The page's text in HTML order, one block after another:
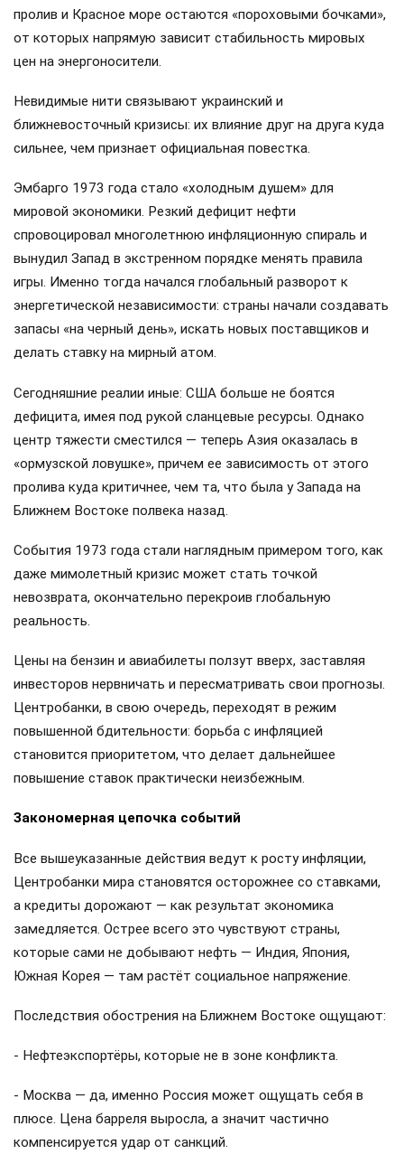
пролив и Красное море остаются «пороховыми бочками»,
от которых напрямую зависит стабильность мировых
цен на энергоносители.
Невидимые нити связывают украинский и
ближневосточный кризисы: их влияние друг на друга куда
сильнее, чем признает официальная повестка.
Эмбарго 1973 года стало «холодным душем» для
мировой экономики. Резкий дефицит нефти
спровоцировал многолетнюю инфляционную спираль и
вынудил Запад в экстренном порядке менять правила
игры. Именно тогда начался глобальный разворот к
энергетической независимости: страны начали создавать
запасы «на черный день», искать новых поставщиков и
делать ставку на мирный атом.
Сегодняшние реалии иные: США больше не боятся
дефицита, имея под рукой сланцевые ресурсы. Однако
центр тяжести сместился — теперь Азия оказалась в
«ормузской ловушке», причем ее зависимость от этого
пролива куда критичнее, чем та, что была у Запада на
Ближнем Востоке полвека назад.
События 1973 года стали наглядным примером того, как
даже мимолетный кризис может стать точкой
невозврата, окончательно перекроив глобальную
реальность.
Цены на бензин и авиабилеты ползут вверх, заставляя
инвесторов нервничать и пересматривать свои прогнозы.
Центробанки, в свою очередь, переходят в режим
повышенной бдительности: борьба с инфляцией
становится приоритетом, что делает дальнейшее
повышение ставок практически неизбежным.
Закономерная цепочка событий
Все вышеуказанные действия ведут к росту инфляции,
Центробанки мира становятся осторожнее со ставками,
а кредиты дорожают — как результат экономика
замедляется. Острее всего это чувствуют страны,
которые сами не добывают нефть — Индия, Япония,
Южная Корея — там растёт социальное напряжение.
Последствия обострения на Ближнем Востоке ощущают:
- Нефтеэкспортёры, которые не в зоне конфликта.
- Москва — да, именно Россия может ощущать себя в
плюсе. Цена барреля выросла, а значит частично
компенсируется удар от санкций.